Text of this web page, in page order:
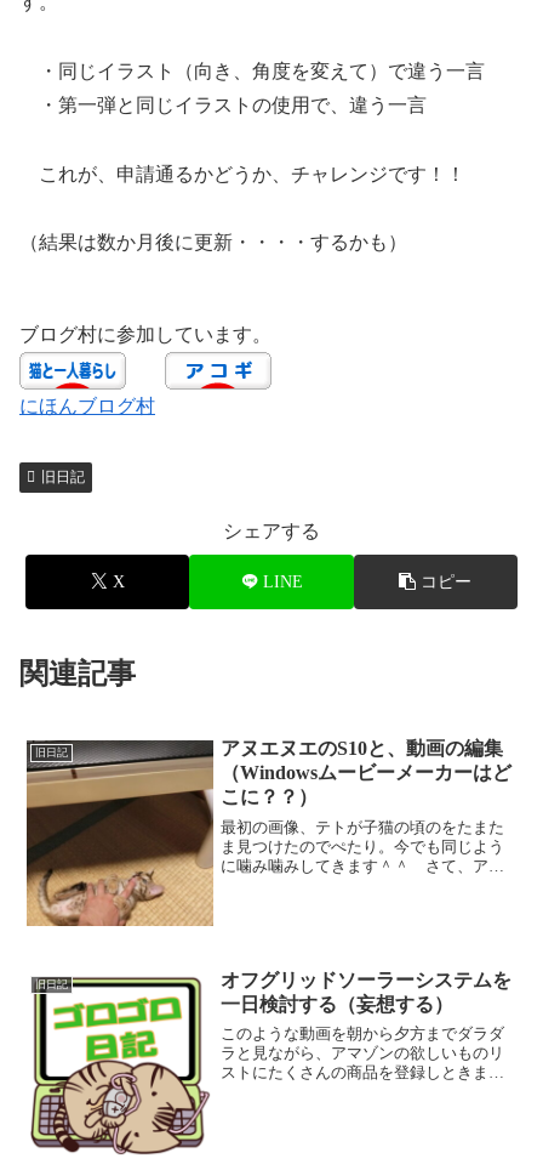
・同じイラスト（向き、角度を変えて）で違う一言
・第一弾と同じイラストの使用で、違う一言
これが、申請通るかどうか、チャレンジです！！
（結果は数か月後に更新・・・・するかも）
ブログ村に参加しています。
にほんブログ村
旧日記
シェアする
X LINE コピー
関連記事
旧日記
アヌエヌエのS10と、動画の編集
（Windowsムービーメーカーはど
こに？？）
最初の画像、テトが子猫の頃のをたまた
ま見つけたのでぺたり。今でも同じよう
に噛み噛みしてきます＾＾ さて、アヌ
旧日記
オフグリッドソーラーシステムを
一日検討する（妄想する）
このような動画を朝から夕方までダラダ
ラと見ながら、アマゾンの欲しいものリ
ストにたくさんの商品を登録しときまし